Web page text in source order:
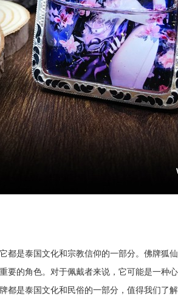
都是泰国文化和宗教信仰的一部分。佛牌狐
要的角色。对于佩戴者来说，它可能是一种
是泰国文化和民俗的一部分，值得我们了解